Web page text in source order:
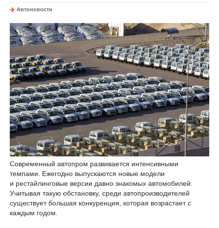
Автоновости
Современный автопром развивается интенсивными
темпами. Ежегодно выпускаются новые модели
и рестайлинговые версии давно знакомых автомобилей.
Учитывая такую обстановку, среди автопроизводителей
существует большая конкуренция, которая возрастает с
каждым годом.